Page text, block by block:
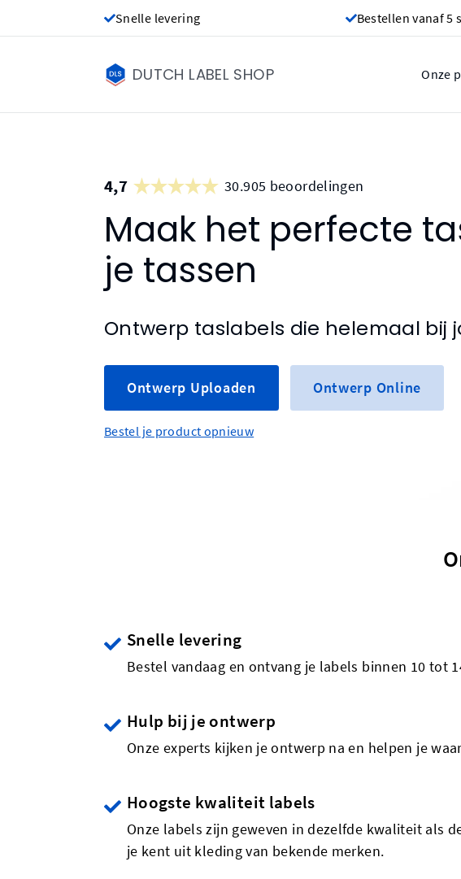
Snelle levering Bestellen vanaf 5
DUTCH LABEL SHOP Onze
4,7 30.905 beoordelingen
Maak het perfecte
je tassen
Ontwerp taslabels die helemaal bij
Ontwerp Uploaden Ontwerp Online
Bestel je product opnieuw
Snelle levering
Bestel vandaag en ontvang je labels binnen 10 tot
Hulp bij je ontwerp
Onze experts kijken je ontwerp na en helpen je
Hoogste kwaliteit labels
Onze labels zijn geweven in dezelfde kwaliteit als
je kent uit kleding van bekende merken.